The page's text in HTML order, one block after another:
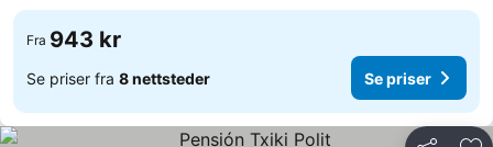
Fra 943 kr
Se priser fra 8 nettsteder Se priser